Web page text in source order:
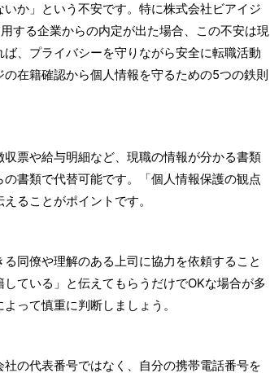
か」という不安です。特に株式会社ビアイジ
する企業からの内定が出た場合、この不安は現
、プライバシーを守りながら安全に転職活動
在籍確認から個人情報を守るための5つの鉄則
票や給与明細など、現職の情報が分かる書類
書類で代替可能です。「個人情報保護の観点
ることがポイントです。
同僚や理解のある上司に協力を依頼すること
ている」と伝えてもらうだけでOKな場合が多
って慎重に判断しましょう。
の代表番号ではなく、自分の携帯電話番号を